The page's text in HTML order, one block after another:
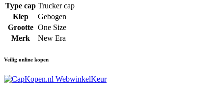
Type cap Trucker cap
Klep
Gebogen
Grootte One Size
Merk
New Era
Veilig online kopen